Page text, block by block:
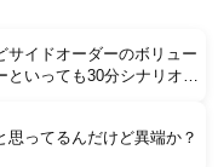
はもう合葬墓ばかり
サイドオーダーのボリュー
いっても30分シナリオは
ってるんだけど異端か？